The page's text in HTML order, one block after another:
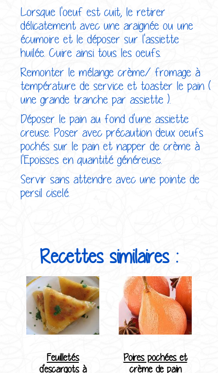
Lorsque l'oeuf est cuit, le retirer
délicatement avec une araignée ou une
écumoire et le déposer sur l'assiette
huilée. Cuire ainsi tous les oeufs.
Remonter le mélange crème/ fromage à
température de service et toaster le pain (
une grande tranche par assiette ).
Déposer le pain au fond d'une assiette
creuse. Poser avec précaution deux oeufs
pochés sur le pain et napper de crème à
l'Epoisses en quantité généreuse.
Servir sans attendre avec une pointe de
persil ciselé.
Recettes similaires :
Feuilletés
d'escargots à
Poires pochées et
crème de pain